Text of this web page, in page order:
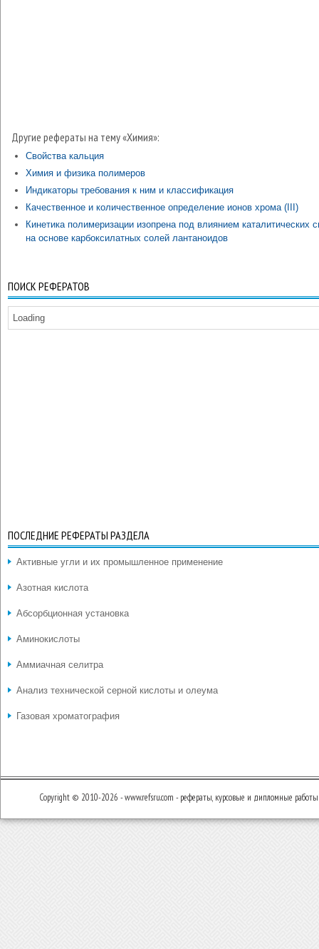
Другие рефераты на тему «Химия»:
Свойства кальция
Химия и физика полимеров
Индикаторы требования к ним и классификация
Качественное и количественное определение ионов хрома (III)
Кинетика полимеризации изопрена под влиянием каталитических
на основе карбоксилатных солей лантаноидов
ПОИСК РЕФЕРАТОВ
Loading
ПОСЛЕДНИЕ РЕФЕРАТЫ РАЗДЕЛА
Активные угли и их промышленное применение
Азотная кислота
Абсорбционная установка
Аминокислоты
Аммиачная селитра
Анализ технической серной кислоты и олеума
Газовая хроматография
Copyright © 2010-2026 - www.refsru.com - рефераты, курсовые и дипломные работы